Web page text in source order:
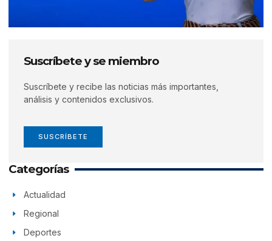
Suscríbete y se miembro
Suscríbete y recibe las noticias más importantes,
análisis y contenidos exclusivos.
SUSCRÍBETE
Categorías
Actualidad
Regional
Deportes